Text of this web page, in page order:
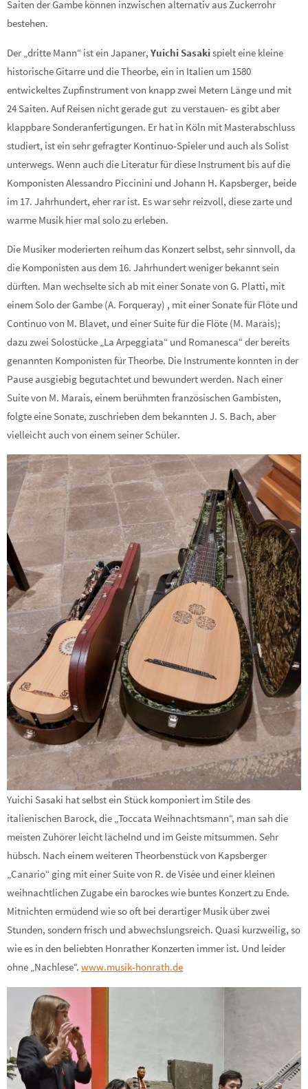
Saiten der Gambe können inzwischen alternativ aus Zuckerrohr
bestehen.
Der „dritte Mann“ ist ein Japaner, Yuichi Sasakispielt eine kleine
historische Gitarre und die Theorbe, ein in Italien um 1580
entwickeltes Zupfinstrument von knapp zwei Metern Länge und mit
24 Saiten. Auf Reisen nicht gerade gut zu verstauen- es gibt aber
klappbare Sonderanfertigungen. Er hat in Köln mit Masterabschluss
studiert, ist ein sehr gefragter Kontinuo-Spieler und auch als Solist
unterwegs. Wenn auch die Literatur für diese Instrument bis auf die
Komponisten Alessandro Piccinini und Johann H. Kapsberger, beide
im 17. Jahrhundert, eher rar ist. Es war sehr reizvoll, diese zarte und
warme Musik hier mal solo zu erleben.
Die Musiker moderierten reihum das Konzert selbst, sehr sinnvoll, da
die Komponisten aus dem 16. Jahrhundert weniger bekannt sein
dürften. Man wechselte sich ab mit einer Sonate von G. Platti, mit
einem Solo der Gambe (A. Forqueray) , mit einer Sonate für Flöte und
Continuo von M. Blavet, und einer Suite für die Flöte (M. Marais);
dazu zwei Solostücke „La Arpeggiata“ und Romanesca“ der bereits
genannten Komponisten für Theorbe. Die Instrumente konnten in der
Pause ausgiebig begutachtet und bewundert werden. Nach einer
Suite von M. Marais, einem berühmten französischen Gambisten,
folgte eine Sonate, zuschrieben dem bekannten J. S. Bach, aber
vielleicht auch von einem seiner Schüler.
Yuichi Sasaki hat selbst ein Stück komponiert im Stile des
italienischen Barock, die „Toccata Weihnachtsmann“, man sah die
meisten Zuhörer leicht lächelnd und im Geiste mitsummen. Sehr
hübsch. Nach einem weiteren Theorbenstück von Kapsberger
„Canario“ ging mit einer Suite von R. de Visée und einer kleinen
weihnachtlichen Zugabe ein barockes wie buntes Konzert zu Ende.
Mitnichten ermüdend wie so oft bei derartiger Musik über zwei
Stunden, sondern frisch und abwechslungsreich. Quasi kurzweilig, so
wie es in den beliebten Honrather Konzerten immer ist. Und leider
ohne „Nachlese“. www.musik-honrath.de